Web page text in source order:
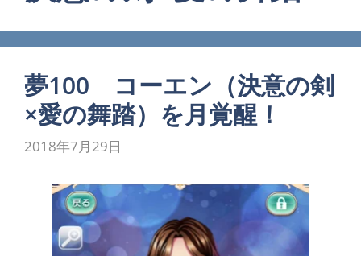
夢100 コーエン（決意の剣
×愛の舞踏）を月覚醒！
2018年7月29日